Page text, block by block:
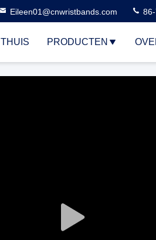
Eileen01@cnwristbands.com
THUIS PRODUCTEN
Play